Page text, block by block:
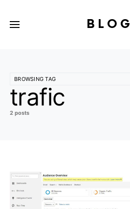
BLOG
BROWSING TAG
trafic
2 posts